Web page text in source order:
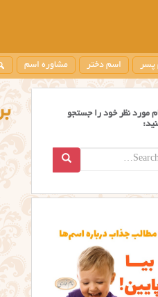
پسر اسم دختر مشاوره اسم
مورد نظر خود را جستجو
Search